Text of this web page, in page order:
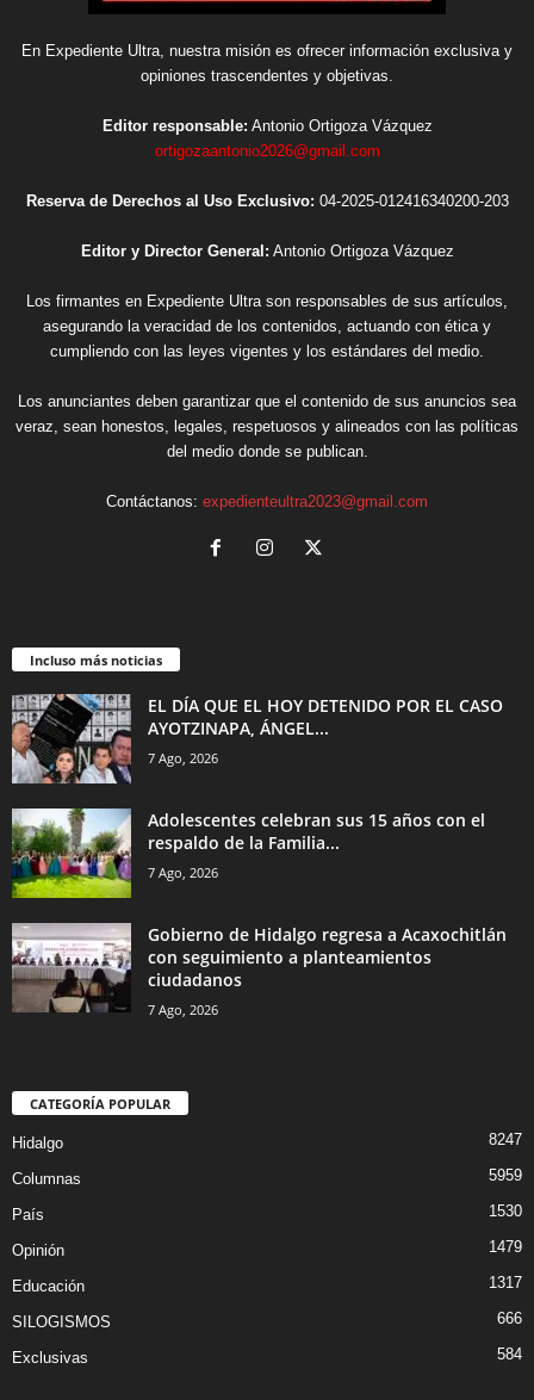
En Expediente Ultra, nuestra misión es ofrecer información exclusiva y
opiniones trascendentes y objetivas.
Editor responsable: Antonio Ortigoza Vázquez
ortigozaantonio2026@gmail.com
Reserva de Derechos al Uso Exclusivo: 04-2025-012416340200-203
Editor y Director General: Antonio Ortigoza Vázquez
Los firmantes en Expediente Ultra son responsables de sus artículos,
asegurando la veracidad de los contenidos, actuando con ética y
cumpliendo con las leyes vigentes y los estándares del medio.
Los anunciantes deben garantizar que el contenido de sus anuncios sea
veraz, sean honestos, legales, respetuosos y alineados con las políticas
del medio donde se publican.
Contáctanos: expedienteultra2023@gmail.com
Incluso más noticias
EL DÍA QUE EL HOY DETENIDO POR EL CASO
AYOTZINAPA, ÁNGEL...
7 Ago, 2026
Adolescentes celebran sus 15 años con el
respaldo de la Familia...
7 Ago, 2026
Gobierno de Hidalgo regresa a Acaxochitlán
con seguimiento a planteamientos
ciudadanos
7 Ago, 2026
CATEGORÍA POPULAR
Hidalgo 8247
Columnas 5959
País 1530
Opinión 1479
Educación 1317
SILOGISMOS 666
Exclusivas 584